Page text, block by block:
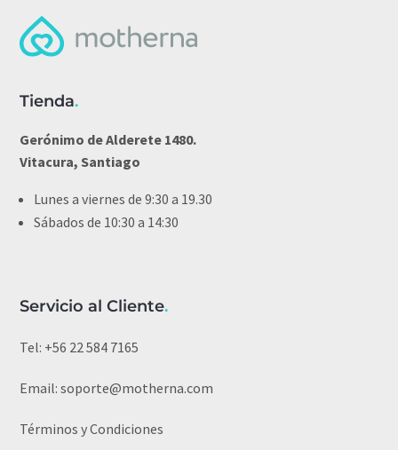
Tienda.
Gerónimo de Alderete 1480.
Vitacura, Santiago
Lunes a viernes de 9:30 a 19.30
Sábados de 10:30 a 14:30
Servicio al Cliente.
Tel: +56 22 584 7165
Email:soporte@motherna.com
Términos y Condiciones